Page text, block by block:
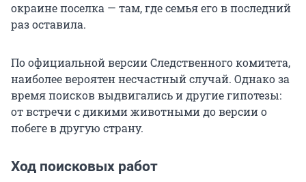
окраине поселка — там, где семья его в последний
раз оставила.
По официальной версии Следственного комитета,
наиболее вероятен несчастный случай. Однако за
время поисков выдвигались и другие гипотезы:
от встречи с дикими животными до версии о
побеге в другую страну.
Ход поисковых работ